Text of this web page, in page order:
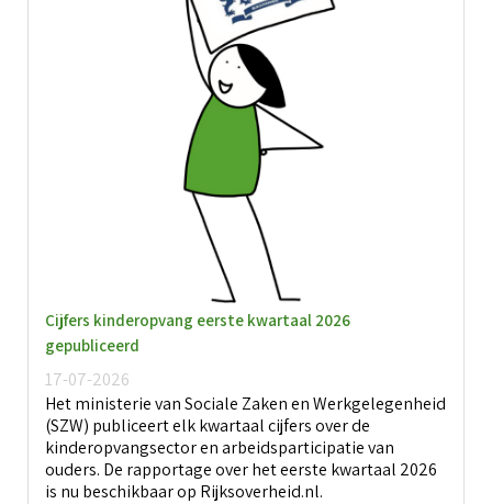
Cijfers kinderopvang eerste kwartaal 2026
gepubliceerd
17-07-2026
Het ministerie van Sociale Zaken en Werkgelegenheid
(SZW) publiceert elk kwartaal cijfers over de
kinderopvangsector en arbeidsparticipatie van
ouders. De rapportage over het eerste kwartaal 2026
is nu beschikbaar op Rijksoverheid.nl.